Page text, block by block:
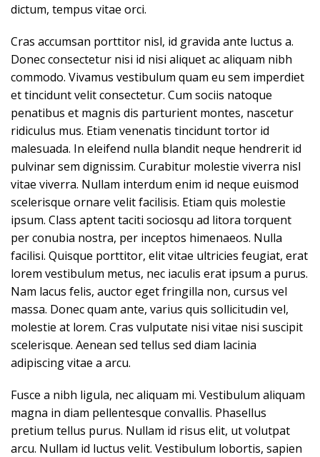
dictum, tempus vitae orci.
Cras accumsan porttitor nisl, id gravida ante luctus a.
Donec consectetur nisi id nisi aliquet ac aliquam nibh
commodo. Vivamus vestibulum quam eu sem imperdiet
et tincidunt velit consectetur. Cum sociis natoque
penatibus et magnis dis parturient montes, nascetur
ridiculus mus. Etiam venenatis tincidunt tortor id
malesuada. In eleifend nulla blandit neque hendrerit id
pulvinar sem dignissim. Curabitur molestie viverra nisl
vitae viverra. Nullam interdum enim id neque euismod
scelerisque ornare velit facilisis. Etiam quis molestie
ipsum. Class aptent taciti sociosqu ad litora torquent
per conubia nostra, per inceptos himenaeos. Nulla
facilisi. Quisque porttitor, elit vitae ultricies feugiat, erat
lorem vestibulum metus, nec iaculis erat ipsum a purus.
Nam lacus felis, auctor eget fringilla non, cursus vel
massa. Donec quam ante, varius quis sollicitudin vel,
molestie at lorem. Cras vulputate nisi vitae nisi suscipit
scelerisque. Aenean sed tellus sed diam lacinia
adipiscing vitae a arcu.
Fusce a nibh ligula, nec aliquam mi. Vestibulum aliquam
magna in diam pellentesque convallis. Phasellus
pretium tellus purus. Nullam id risus elit, ut volutpat
arcu. Nullam id luctus velit. Vestibulum lobortis, sapien